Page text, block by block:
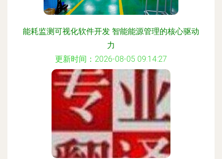
能耗监测可视化软件开发 智能能源管理的核心驱动
力
更新时间：2026-08-05 09:14:27